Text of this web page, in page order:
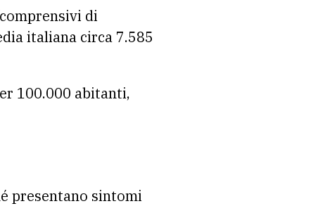
di
italiana circa 7.585
100.000 abitanti,
presentano sintomi